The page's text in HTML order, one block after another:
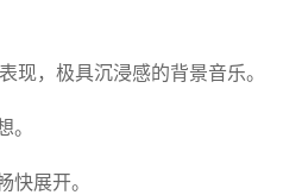
现，极具沉浸感的背景音乐。
展开。